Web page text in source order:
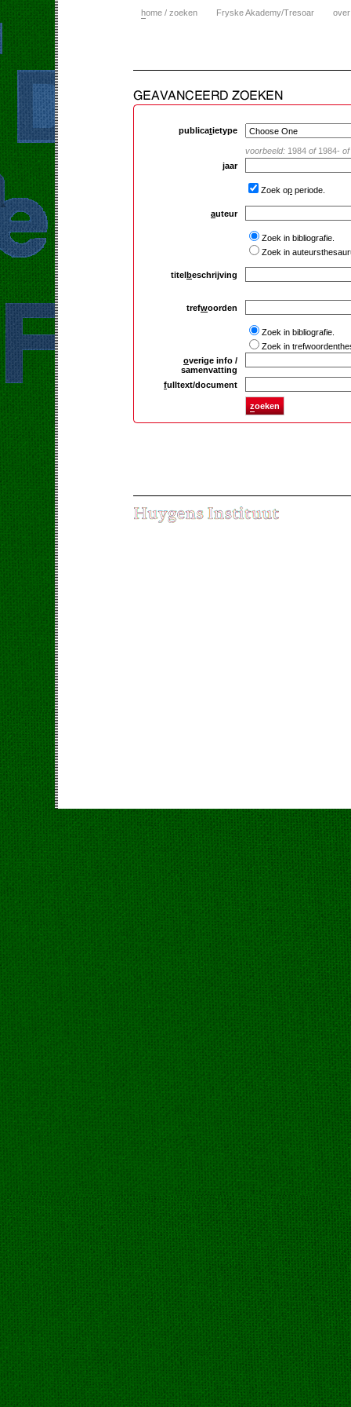
home / zoeken Fryske Akademy/Tresoar
publicatietype
voorbeeld: 1984 of1984- of
jaar
Zoek op periode.
auteur
Zoek in bibliografie.
Zoek in
titelbeschrijving
trefwoorden
Zoek in bibliografie.
Zoek in
overige info /
samenvatting
fulltext/document
zoeken